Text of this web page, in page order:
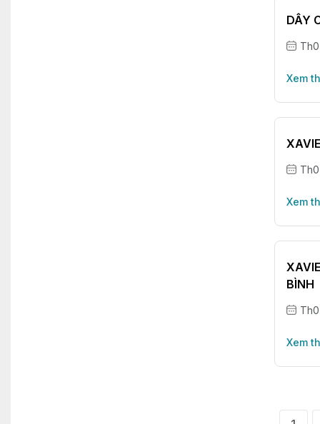
DÂY
Xem
Xem
BÌNH
Xem